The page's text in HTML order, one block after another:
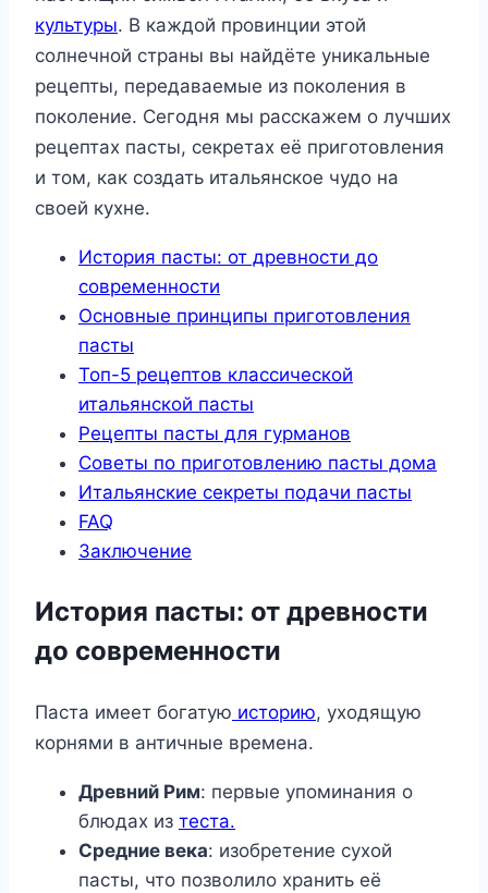
культуры. В каждой провинции этой
солнечной страны вы найдёте уникальные
рецепты, передаваемые из поколения в
поколение. Сегодня мы расскажем о лучших
рецептах пасты, секретах её приготовления
и том, как создать итальянское чудо на
своей кухне.
История пасты: от древности до
современности
Основные принципы приготовления
пасты
Топ-5 рецептов классической
итальянской пасты
Рецепты пасты для гурманов
Советы по приготовлению пасты дома
Итальянские секреты подачи пасты
FAQ
Заключение
История пасты: от древности
до современности
Паста имеет богатую историю, уходящую
корнями в античные времена.
Древний Рим: первые упоминания о
блюдах из теста.
Средние века: изобретение сухой
пасты, что позволило хранить её